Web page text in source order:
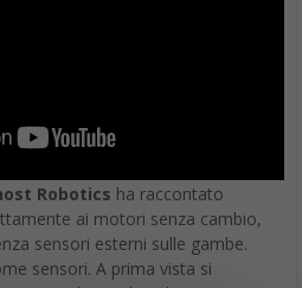
Robotics ha raccontato
ai motori senza cambio,
sensori esterni sulle gambe.
sensori. A prima vista si